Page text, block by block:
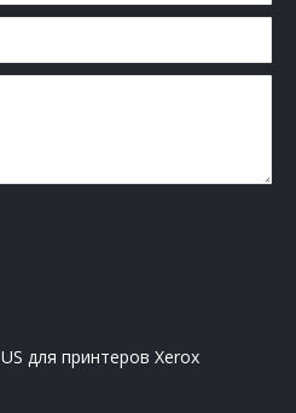
для принтеров Xerox